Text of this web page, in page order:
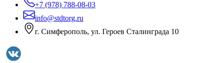
+7 (978) 788-08-03
info@stdtorg.ru
г. Симферополь, ул. Героев Сталинграда 10